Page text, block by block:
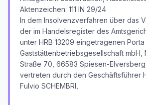
Aktenzeichen: 111 IN 29/24
In dem Insolvenzverfahren über das
der im Handelsregister des
unter HRB 13209 eingetragenen Porta
Gaststättenbetriebsgesellschaft mbH,
Straße 70, 66583 Spiesen-
vertreten durch den Geschäftsführer
Fulvio SCHEMBRI,